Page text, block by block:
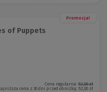
Promocja!
of Puppets
Cena regularna: 52,00 zł
cena z 30 dni przed obniżką: 52,00 zł